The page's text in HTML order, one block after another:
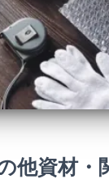
他資材・